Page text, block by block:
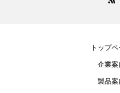
トップ
企業案
製品案